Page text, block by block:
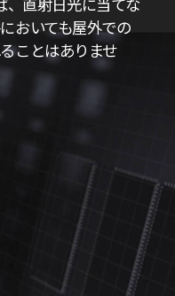
おいても屋外での
ことはありませ